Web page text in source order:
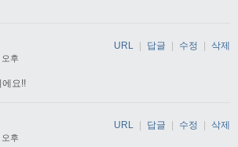
후
에요!!
URL | 답글 | 수정 | 삭제
후
URL | 답글 | 수정 | 삭제